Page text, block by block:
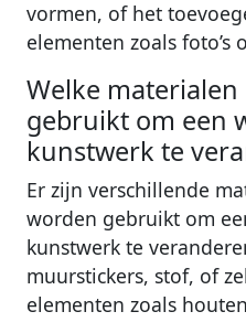
vormen, of het
elementen zoals foto’s
Welke
gebruikt om een
kunstwerk te
Er zijn verschillende
worden gebruikt om
kunstwerk te
muurstickers, stof, of
elementen zoals